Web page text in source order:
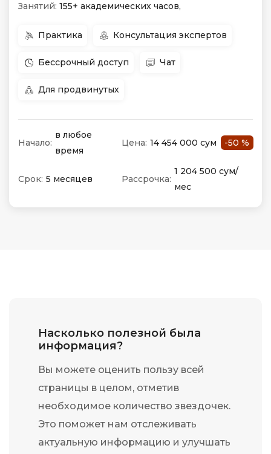
Занятий: 155+ академических часов,
Практика Консультация экспертов
Бессрочный доступ Чат
Для продвинутых
Начало:
в любое
время
Цена: 14 454 000 сум -50 %
Срок: 5 месяцев Рассрочка:
1 204 500 сум/
мес
Насколько полезной была
информация?
Вы можете оценить пользу всей
страницы в целом, отметив
необходимое количество звездочек.
Это поможет нам отслеживать
актуальную информацию и улучшать